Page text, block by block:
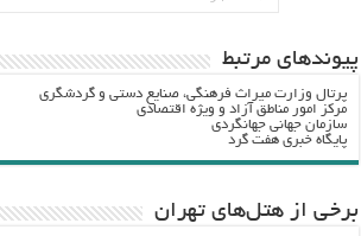
پيوندهاي مرتبط
پرتال وزارت ميراث فرهنگي، صنایع دستی و گردشگري
مرکز امور مناطق آزاد و ویژه اقتصادی
سازمان جهانی جهانگردی
پایگاه خبری هفت گرد
برخی از هتل‌های تهران